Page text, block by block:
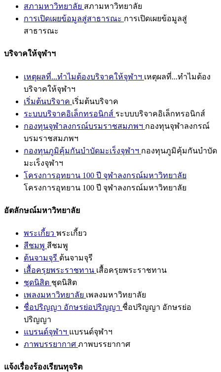
สภามหาวิทยาลัย สภามหาวิทยาลัย
การเปิดเผยข้อมูลสู่สาธารณะ การเปิดเผยข้อมูลสู่
สาธารณะ
บริจาคให้จุฬาฯ
เหตุผลที่...ทำไมต้องบริจาคให้จุฬาฯ เหตุผลที่...ทำไมต้อง
บริจาคให้จุฬาฯ
เริ่มต้นบริจาค เริ่มต้นบริจาค
ระบบบริจาคอิเล็กทรอนิกส์ ระบบบริจาคอิเล็กทรอนิกส์
กองทุนจุฬาลงกรณ์บรมราชสมภพฯ กองทุนจุฬาลงกรณ์
บรมราชสมภพฯ
กองทุนภูมิคุ้มกันบำบัดมะเร็งจุฬาฯ กองทุนภูมิคุ้มกันบำบัด
มะเร็งจุฬาฯ
โครงการอุทยาน 100 ปี จุฬาลงกรณ์มหาวิทยาลัย
โครงการอุทยาน 100 ปี จุฬาลงกรณ์มหาวิทยาลัย
อัตลักษณ์มหาวิทยาลัย
พระเกี้ยว พระเกี้ยว
สีชมพู สีชมพู
ต้นจามจุรี ต้นจามจุรี
เสื้อครุยพระราชทาน เสื้อครุยพระราชทาน
ชุดนิสิต ชุดนิสิต
เพลงมหาวิทยาลัย เพลงมหาวิทยาลัย
ชื่อปริญญา อักษรย่อปริญญา ชื่อปริญญา อักษรย่อ
ปริญญา
แบรนด์จุฬาฯ แบรนด์จุฬาฯ
ภาพบรรยากาศ ภาพบรรยากาศ
แจ้งเรื่องร้องเรียนทุจริต